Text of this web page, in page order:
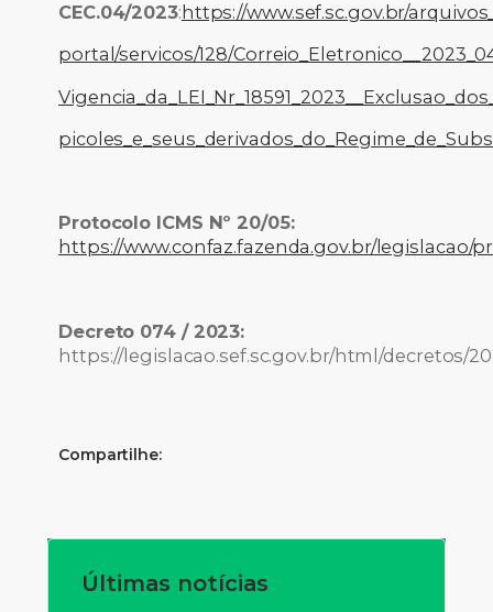
CEC.04/2023: https://www.sef.sc.gov.br/
portal/servicos/128/
Protocolo ICMS Nº 20/05:
https://www.confaz.fazenda.gov.br/legislacao/
Decreto 074 / 2023:
https://legislacao.sef.sc.gov.br/html/decretos/
Compartilhe:
Últimas notícias